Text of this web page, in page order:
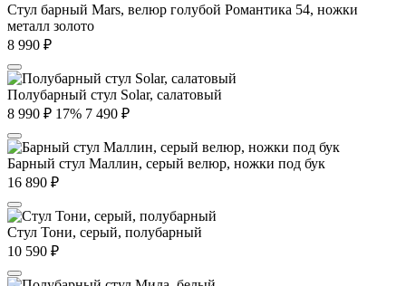
Стул барный Mars, велюр голубой Романтика 54, ножки
металл золото
8 990 ₽
Полубарный стул Solar, салатовый
8 990 ₽ 17% 7 490 ₽
Барный стул Маллин, серый велюр, ножки под бук
16 890 ₽
Стул Тони, серый, полубарный
10 590 ₽